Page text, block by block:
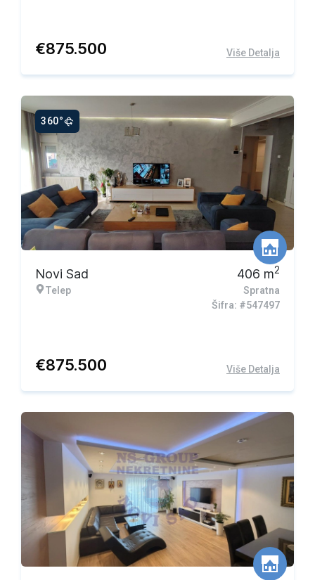
€875.500 Više Detalja
360°
Novi Sad
Telep
406 m2
Spratna
Šifra: #547497
€875.500 Više Detalja
Ekskluzivna ponuda